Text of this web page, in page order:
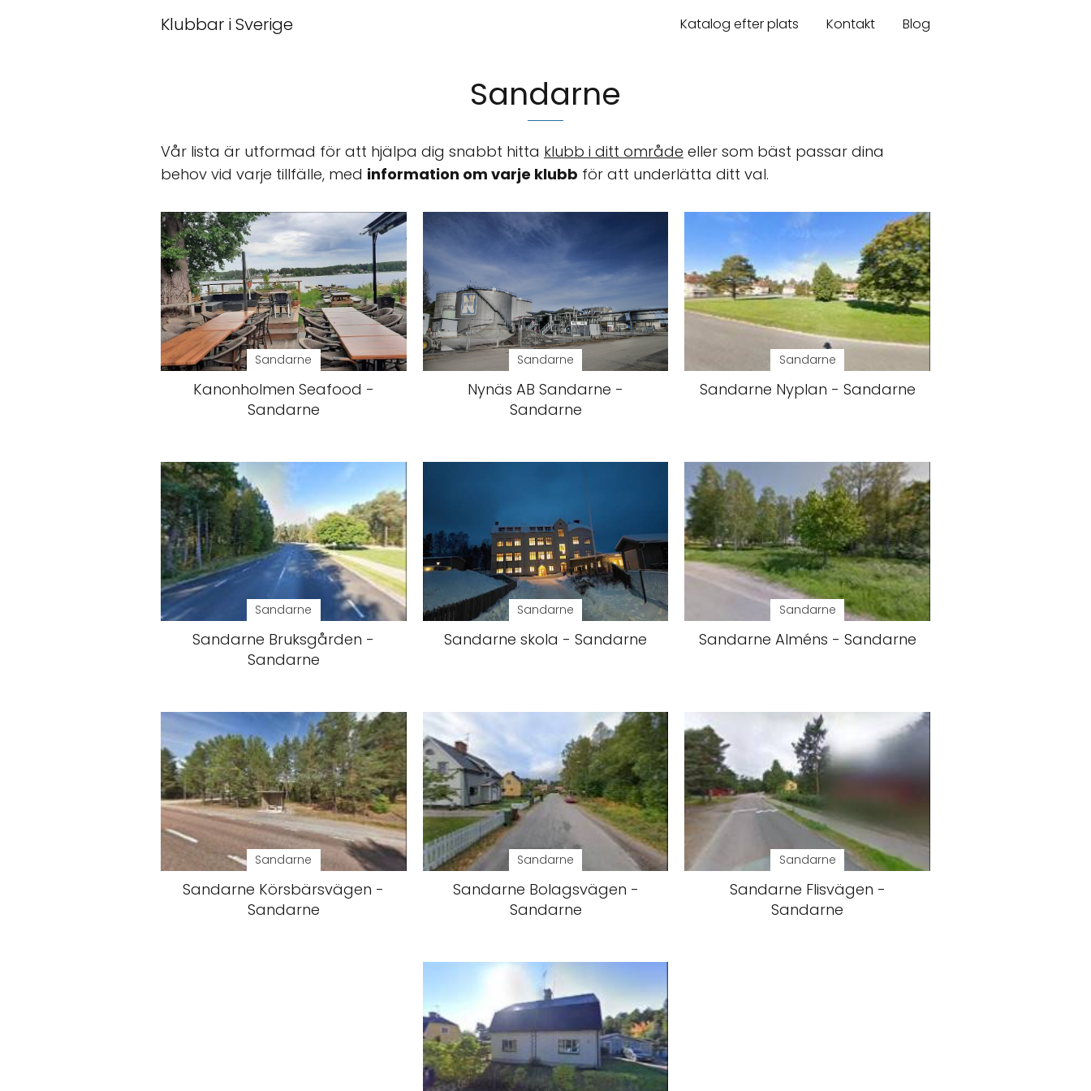
Klubbar i Sverige Katalog efter plats Kontakt Blog
Sandarne
Vår lista är utformad för att hjälpa dig snabbt hitta klubb i ditt område eller som bäst passar dina
behov vid varje tillfälle, med information om varje klubb för att underlätta ditt val.
Sandarne
Kanonholmen Seafood -
Sandarne
Sandarne
Nynäs AB Sandarne -
Sandarne
Sandarne
Sandarne Nyplan - Sandarne
Sandarne
Sandarne Bruksgården -
Sandarne
Sandarne
Sandarne skola - Sandarne
Sandarne
Sandarne Alméns - Sandarne
Sandarne
Sandarne Körsbärsvägen -
Sandarne
Sandarne
Sandarne Bolagsvägen -
Sandarne
Sandarne
Sandarne Flisvägen -
Sandarne